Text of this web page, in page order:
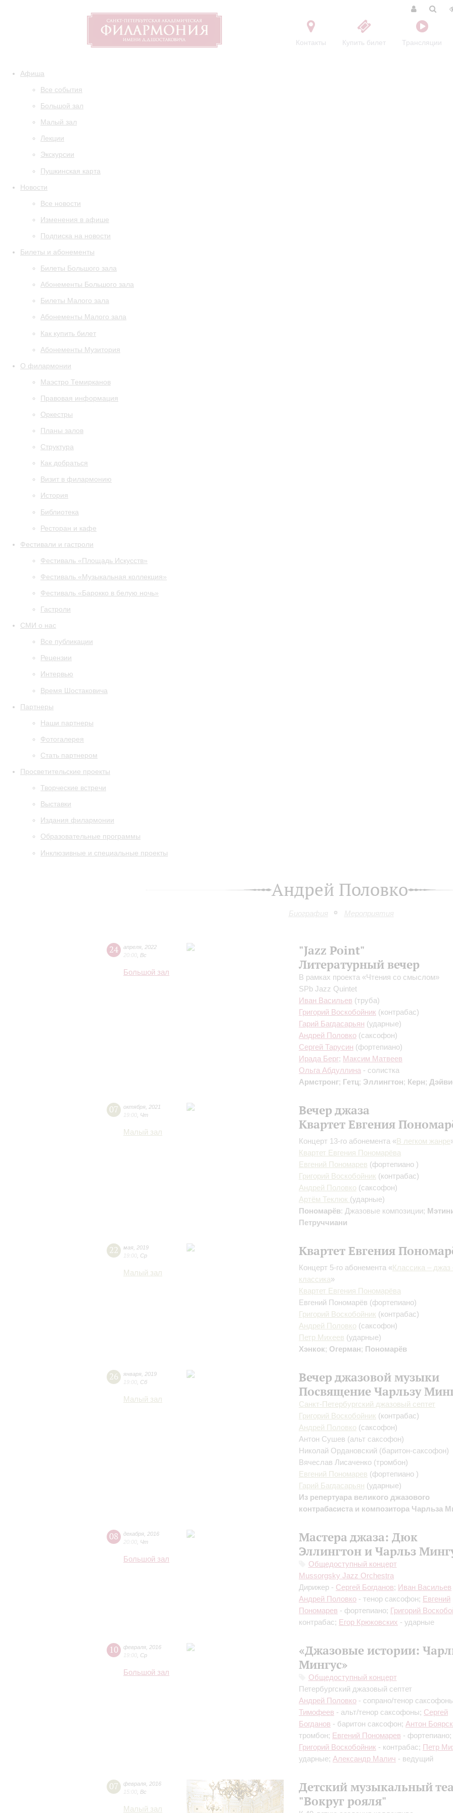
Контакты Купить билет Трансляции
Афиша
Все события
Большой зал
Малый зал
Лекции
Экскурсии
Пушкинская карта
Новости
Все новости
Изменения в афише
Подписка на новости
Билеты и абонементы
Билеты Большого зала
Абонементы Большого зала
Билеты Малого зала
Абонементы Малого зала
Как купить билет
Абонементы Музитория
О филармонии
Маэстро Темирканов
Правовая информация
Оркестры
Планы залов
Структура
Как добраться
Визит в филармонию
История
Библиотека
Ресторан и кафе
Фестивали и гастроли
Фестиваль «Площадь Искусств»
Фестиваль «Музыкальная коллекция»
Фестиваль «Барокко в белую ночь»
Гастроли
СМИ о нас
Все публикации
Рецензии
Интервью
Время Шостаковича
Партнеры
Наши партнеры
Фотогалерея
Стать партнером
Просветительские проекты
Творческие встречи
Выставки
Издания филармонии
Образовательные программы
Инклюзивные и специальные проекты
Андрей Половко
Биография Мероприятия
24 апреля 2022
20:00 Вс
Большой зал
"Jazz Point"
Литературный вечер
В рамках проекта «Чтения со смыслом»
SPb Jazz Quintet
Иван Васильев (труба)
Григорий Воскобойник (контрабас)
Гарий Багдасарьян (ударные)
Андрей Половко (саксофон)
Сергей Тарусин (фортепиано)
Ирада Берг; Максим Матвеев
Ольга Абдуллина - солистка
Армстронг; Гетц; Эллингтон; Керн;
07 октября 2021
19:00 Чт
Малый зал
Вечер джаза
Квартет Евгения
Концерт 13-го абонемента «В легком жанре
Квартет Евгения Пономарёва
Евгений Пономарев (фортепиано )
Григорий Воскобойник (контрабас)
Андрей Половко (саксофон)
Артём Теклюк (ударные)
Пономарёв: Джазовые композиции;
Петруччиани
22 мая 2019
19:00 Ср
Малый зал
Квартет Евгения
Концерт 5-го абонемента «Классика – джаз
классика»
Квартет Евгения Пономарёва
Евгений Пономарёв (фортепиано)
Григорий Воскобойник (контрабас)
Андрей Половко (саксофон)
Петр Михеев (ударные)
Хэнкок; Огерман; Пономарёв
26 января 2019
19:00 Сб
Малый зал
Вечер джазовой музыки
Посвящение Чарльзу
Санкт-Петербургский джазовый септет
Григорий Воскобойник (контрабас)
Андрей Половко (саксофон)
Антон Сушев (альт саксофон)
Николай Ордановский (баритон-саксофон)
Вячеслав Лисаченко (тромбон)
Евгений Пономарев (фортепиано )
Гарий Багдасарьян (ударные)
Из репертуара великого джазового
контрабасиста и композитора Чарльза
08 декабря 2016
20:00 Чт
Большой зал
Мастера джаза: Дюк
Эллингтон и Чарльз
Общедоступный концерт
Mussorgsky Jazz Orchestra
Дирижер - Сергей Богданов; Иван Васильев
Андрей Половко - тенор саксофон; Евгений
Пономарев - фортепиано; Григорий
контрабас; Егор Крюковских - ударные
10 февраля 2016
19:00 Ср
Большой зал
«Джазовые истории:
Мингус»
Общедоступный концерт
Петербургский джазовый септет
Андрей Половко - сопрано/тенор
Тимофеев - альт/тенор саксофоны; Сергей
Богданов - баритон саксофон; Антон
тромбон; Евгений Пономарев - фортепиано;
Григорий Воскобойник - контрабас; Петр
ударные; Александр Малич - ведущий
07 февраля 2016
15:00 Вс
Малый зал
Детский музыкальный
"Вокруг рояля"